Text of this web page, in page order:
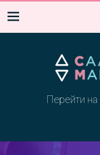
Перейти на